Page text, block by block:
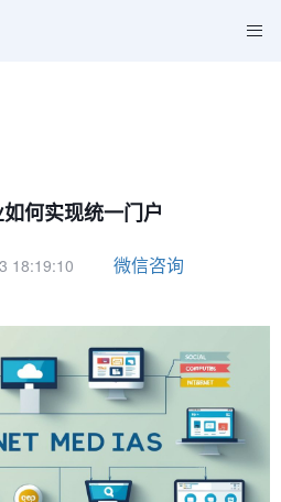
何实现统一门户
18:19:10 微信咨询